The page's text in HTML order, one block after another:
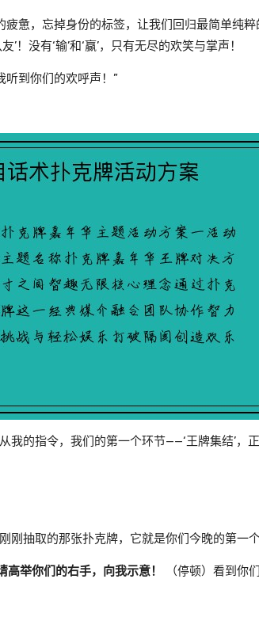
惫，忘掉身份的标签，让我们回归最简单纯粹
’！没有‘输’和‘赢’，只有无尽的欢笑与掌声！
听到你们的欢呼声！”
我的指令，我们的第一个环节——‘王牌集结’，
刚抽取的那张扑克牌，它就是你们今晚的第一个
高举你们的右手，向我示意！
（停顿）看到你